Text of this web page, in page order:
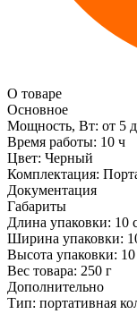
О товаре
Основное
Мощность, Вт: от 5
Время работы: 10 ч
Цвет: Черный
Комплектация:
Документация
Габариты
Длина упаковки: 10
Ширина упаковки:
Высота упаковки:
Вес товара: 250 г
Дополнительно
Тип: портативная